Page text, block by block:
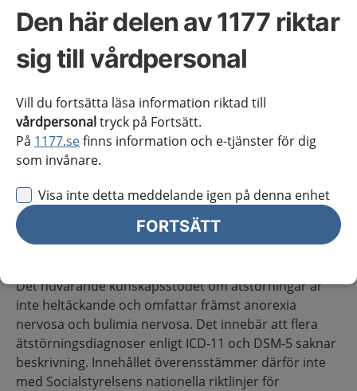
Den här delen av 1177 riktar
sig till vårdpersonal
Vill du fortsätta läsa information riktad till
vårdpersonaltryck på Fortsätt.
På 1177.sefinns information och e-tjänster för dig
som invånare.
Visa inte detta meddelande igen på denna enhet
FORTSÄTT
längd och vikt, viktutveckling
psykosocial anamnes
eventuell psykiatrisk och somatisk
samsjuklighet
Omfattning av kunskapsstödet
Denna rekommendation omfattar barn, unga och
vuxna med ätstörningar. Den innefattar inte
uppfödningssvårigheter hos spädbarn eller små barn
Det nuvarande kunskapsstödet om ätstörningar är
inte heltäckande och omfattar främst anorexia
nervosa och bulimia nervosa. Det innebär att flera
ätstörningsdiagnoser enligt ICD-11 och DSM-5 saknar
beskrivning. Innehållet överensstämmer därför inte
med Socialstyrelsens nationella riktlinjer för